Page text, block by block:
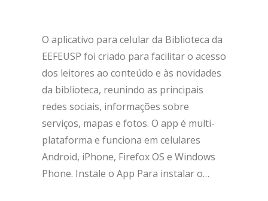
O aplicativo para celular da Biblioteca da
EEFEUSP foi criado para facilitar o acesso
dos leitores ao conteúdo e às novidades
da biblioteca, reunindo as principais
redes sociais, informações sobre
serviços, mapas e fotos. O app é multi-
plataforma e funciona em celulares
Android, iPhone, Firefox OS e Windows
Phone. Instale o App Para instalar o…